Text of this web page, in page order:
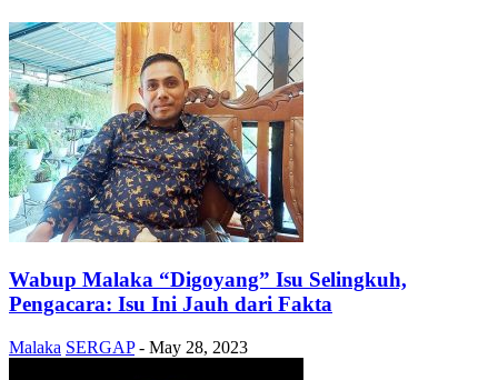
Wabup Malaka “Digoyang” Isu Selingkuh,
Pengacara: Isu Ini Jauh dari Fakta
Malaka SERGAP - May 28, 2023